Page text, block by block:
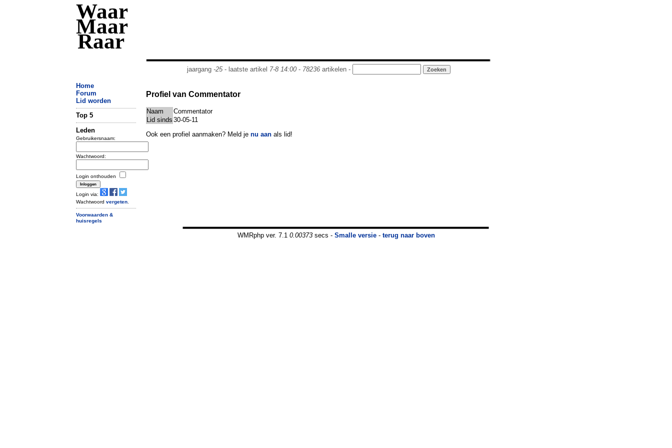
Waar
Maar
Raar
jaargang -25- laatste artikel 7-8 14:00- 78236artikelen -
Home
Forum
Lid worden
Top 5
Leden
Gebruikersnaam:
Wachtwoord:
Login onthouden
Login via:
Wachtwoord vergeten
Voorwaarden &
huisregels
Profiel van Commentator
Naam
Commentator
Lid sinds 30-05-11
Ook een profiel aanmaken? Meld je nu aan als lid!
WMRphp ver. 7.1 0.00373secs - Smalle versie- terug naar boven